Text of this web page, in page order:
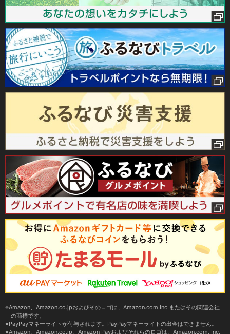
Amazon、Amazon.co.jpおよびそのロゴは、Amazon.com,Inc.またはその関連会社
の商標です。
PayPayマネーライトが付与されます。PayPayマネーライトの出金はできません。
Amazon、Amazon.co.jp、Amazon Payおよびそれらのロゴは、Amazon.com, Inc.